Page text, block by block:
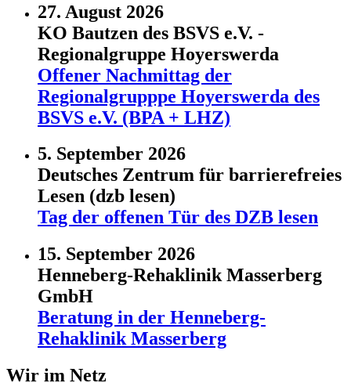
27. August 2026
KO Bautzen des BSVS e.V. -
Regionalgruppe Hoyerswerda
Offener Nachmittag der
Regionalgrupppe Hoyerswerda des
BSVS e.V. (BPA + LHZ)
5. September 2026
Deutsches Zentrum für barrierefreies
Lesen (dzb lesen)
Tag der offenen Tür des DZB lesen
15. September 2026
Henneberg-Rehaklinik Masserberg
GmbH
Beratung in der Henneberg-
Rehaklinik Masserberg
Wir im Netz